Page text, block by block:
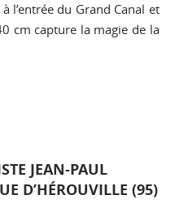
l’entrée du Grand Canal et
cm capture la magie de la
JEAN-PAUL
D’HÉROUVILLE (95)